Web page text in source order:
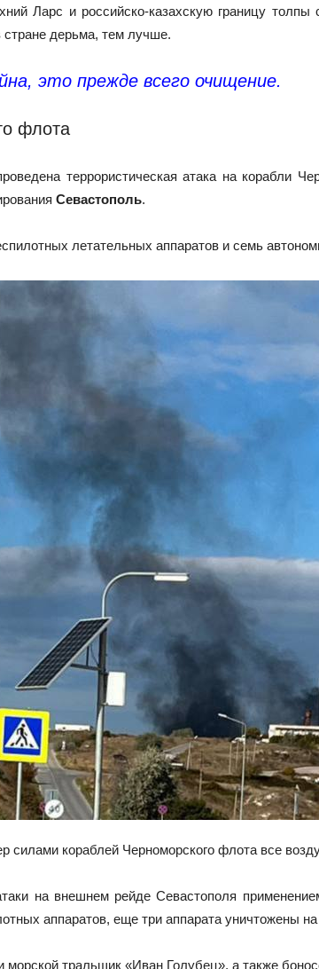
Ларс и российско-казахскую границу
дерьма, тем лучше.
это прежде всего очищение.
флота
террористическая атака на корабли
Севастополь.
летательных аппаратов и семь
силами кораблей Черноморского флота все
на внешнем рейде Севастополя
аппаратов, еще три аппарата уничтожены
морской тральщик «Иван Голубец», а также